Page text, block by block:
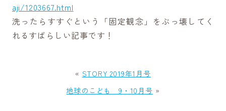
aji/1203667.html
洗ったらすすぐという「固定観念」をぶっ壊してく
れるすばらしい記事です！
« STORY 2019年1月号
地球のこども 9・10月号 »